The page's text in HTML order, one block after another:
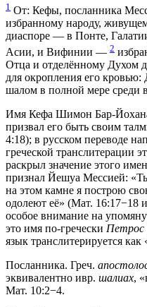
1 От: Кефы, посланника
избранному народу,
диаспоре — в Понте,
Асии, и Вифинии — 2
Отца и отделённому Духом
для окропления его кровью:
шалом в полной мере среди
Имя Кефа Шимон Бар-
призвал его быть своим
4:18); в русском переводе
греческой транслитерации
раскрыл значение этого
признал Йешуа Мессией:
на этом камне я построю
одолеют её» (Мат. 16:17−18
особое внимание на
это имя по-гречески Петрос
язык транслитерируется как
Посланника. Греч.
эквивалентно ивр. шалиах,
Мат. 10:2−4.